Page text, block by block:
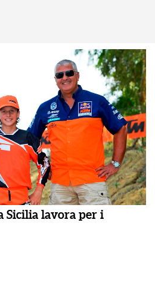
Sicilia lavora per i